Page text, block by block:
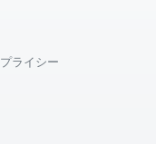
ライシー